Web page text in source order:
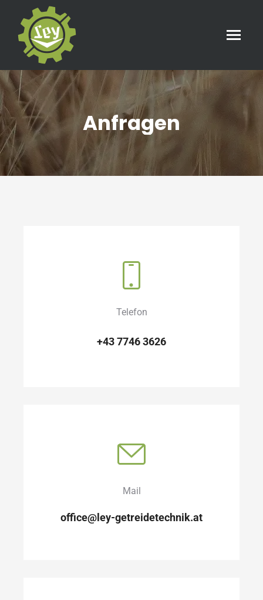
Anfragen
Sie befinden sich hier:
Telefon
+43 7746 3626
Mail
office@ley-getreidetechnik.at